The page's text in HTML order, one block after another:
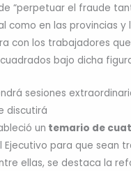
“perpetuar el fraude
como en las provincias y
con los trabajadores
bajo dicha
sesiones
discutirá
un temario de
Ejecutivo para que sean
ellas, se destaca la